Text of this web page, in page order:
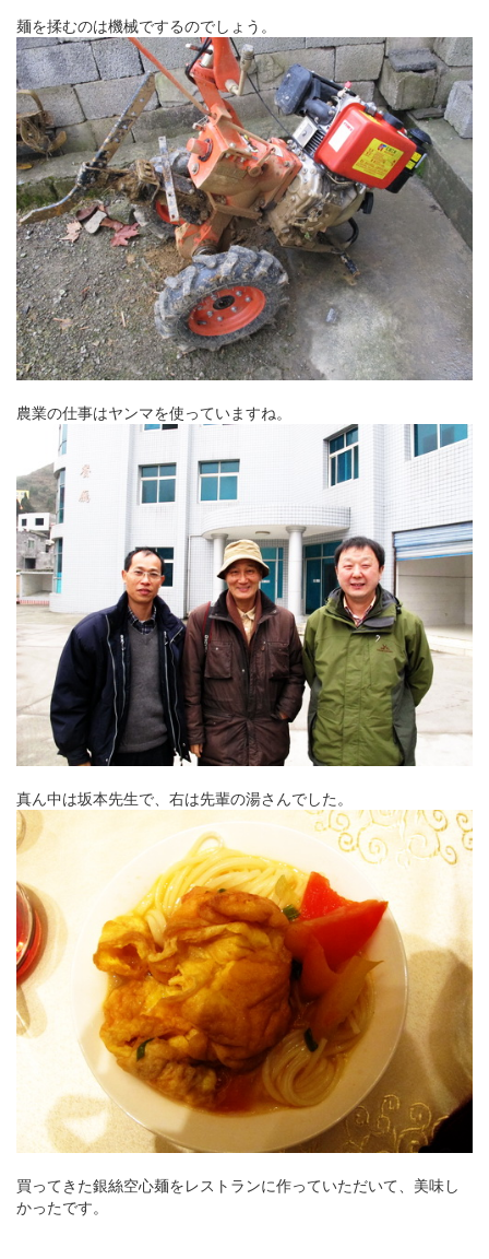
麺を揉むのは機械でするのでしょう。
農業の仕事はヤンマを使っていますね。
真ん中は坂本先生で、右は先輩の湯さんでした。
買ってきた銀絲空心麺をレストランに作っていただいて、美味し
かったです。